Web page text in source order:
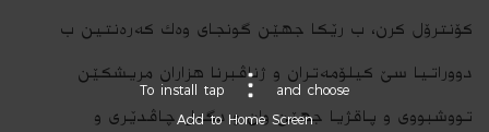
كۆنترۆل كرن، ب رێكا جهێن گونجاى وه‌ك كه‌ره‌نتین ب‌
دووراتیا سێ كیلۆمه‌تران و ژناڤبرنا هزاران مریشكێن
تووشبووى و پاقژیا جهێن وان و د‌گه‌ل چاڤدێرى و
To install tap
and choose
Add to Home Screen